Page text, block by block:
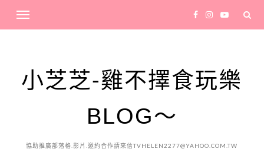
小芝芝-雞不擇食玩樂
BLOG～
協助推廣部落格.影片.邀約合作請來信TVHELEN2277@YAHOO.COM.TW